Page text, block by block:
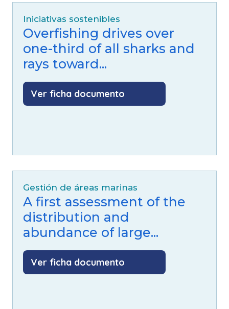
Iniciativas sostenibles
Overfishing drives over
one-third of all sharks and
rays toward...
Ver ficha documento
Gestión de áreas marinas
A first assessment of the
distribution and
abundance of large...
Ver ficha documento